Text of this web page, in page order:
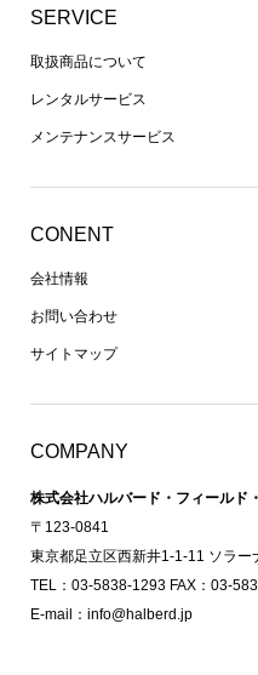
SERVICE
取扱商品について
レンタルサービス
メンテナンスサービス
CONENT
会社情報
お問い合わせ
サイトマップ
COMPANY
株式会社ハルバード・フィールド
〒123-0841
東京都足立区西新井1-1-11 ソラー
TEL：03-5838-1293 FAX：03-
E-mail：info@halberd.jp